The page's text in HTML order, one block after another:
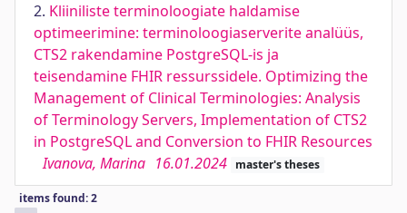
2. Kliiniliste terminoloogiate haldamise
optimeerimine: terminoloogiaserverite analüüs,
CTS2 rakendamine PostgreSQL-is ja
teisendamine FHIR ressurssidele. Optimizing the
Management of Clinical Terminologies: Analysis
of Terminology Servers, Implementation of CTS2
in PostgreSQL and Conversion to FHIR Resources
Ivanova, Marina 16.01.2024 master's theses
items found: 2